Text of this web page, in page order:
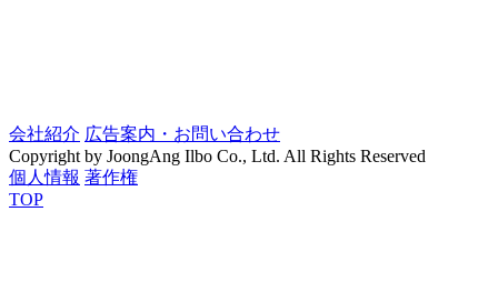
会社紹介 広告案内・お問い合わせ
Copyright by JoongAng Ilbo Co., Ltd. All Rights Reserved
個人情報 著作権
TOP